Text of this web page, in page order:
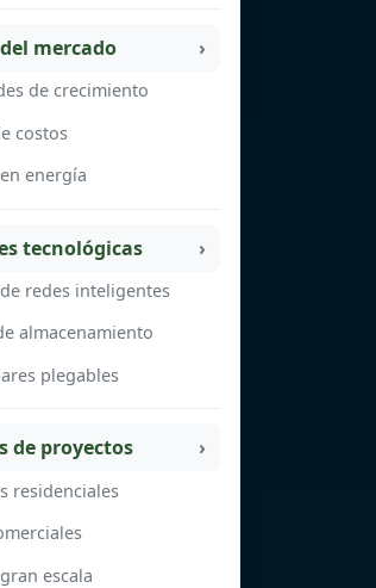
mercado
de crecimiento
costos
energía
tecnológicas
redes inteligentes
almacenamiento
plegables
de proyectos
residenciales
escala